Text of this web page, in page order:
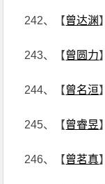
242、【曾达渊
243、【曾圆力
244、【曾名洹
245、【曾睿昱
246、【曾茗真